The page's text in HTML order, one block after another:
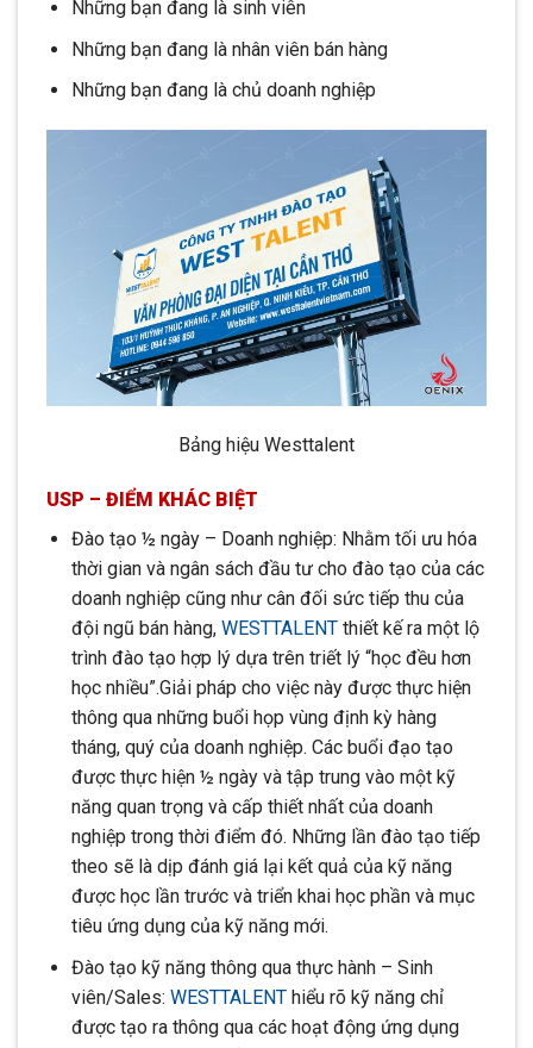
Những bạn đang là sinh viên
Những bạn đang là nhân viên bán hàng
Những bạn đang là chủ doanh nghiệp
Bảng hiệu Westtalent
USP – ĐIỂM KHÁC BIỆT
Đào tạo ½ ngày – Doanh nghiệp: Nhằm tối ưu hóa
thời gian và ngân sách đầu tư cho đào tạo của các
doanh nghiệp cũng như cân đối sức tiếp thu của
đội ngũ bán hàng,WESTTALENTthiết kế ra một lộ
trình đào tạo hợp lý dựa trên triết lý “học đều hơn
học nhiều”.Giải pháp cho việc này được thực hiện
thông qua những buổi họp vùng định kỳ hàng
tháng, quý của doanh nghiệp. Các buổi đạo tạo
được thực hiện ½ ngày và tập trung vào một kỹ
năng quan trọng và cấp thiết nhất của doanh
nghiệp trong thời điểm đó. Những lần đào tạo tiếp
theo sẽ là dịp đánh giá lại kết quả của kỹ năng
được học lần trước và triển khai học phần và mục
tiêu ứng dụng của kỹ năng mới.
Đào tạo kỹ năng thông qua thực hành – Sinh
viên/Sales: WESTTALENThiểu rõ kỹ năng chỉ
được tạo ra thông qua các hoạt động ứng dụng